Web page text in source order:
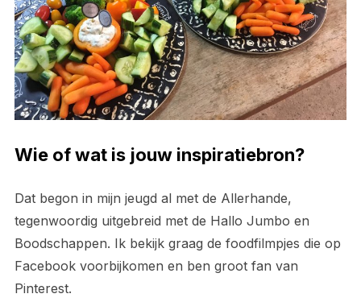
Wie of wat is jouw inspiratiebron?
Dat begon in mijn jeugd al met de Allerhande,
tegenwoordig uitgebreid met de Hallo Jumbo en
Boodschappen. Ik bekijk graag de foodfilmpjes die op
Facebook voorbijkomen en ben groot fan van
Pinterest.